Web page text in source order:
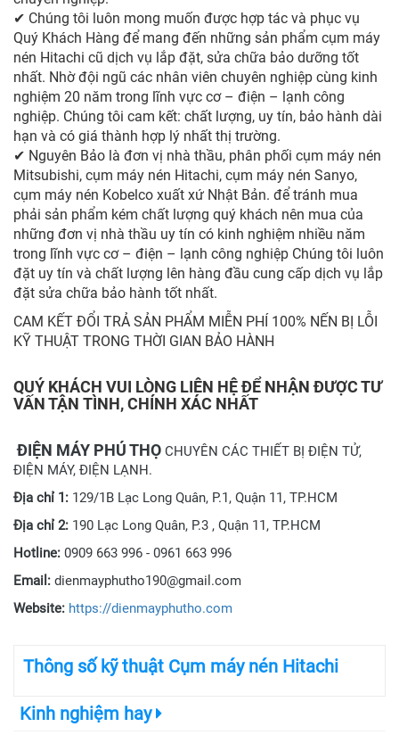
✔ Chúng tôi luôn mong muốn được hợp tác và phục vụ
Quý Khách Hàng để mang đến những sản phẩm cụm máy
nén Hitachi cũ dịch vụ lắp đặt, sửa chữa bảo dưỡng tốt
nhất. Nhờ đội ngũ các nhân viên chuyên nghiệp cùng kinh
nghiệm 20 năm trong lĩnh vực cơ – điện – lạnh công
nghiệp. Chúng tôi cam kết: chất lượng, uy tín, bảo hành dài
hạn và có giá thành hợp lý nhất thị trường.
✔ Nguyên Bảo là đơn vị nhà thầu, phân phối cụm máy nén
Mitsubishi, cụm máy nén Hitachi, cụm máy nén Sanyo,
cụm máy nén Kobelco xuất xứ Nhật Bản. để tránh mua
phải sản phẩm kém chất lượng quý khách nên mua của
những đơn vị nhà thầu uy tín có kinh nghiệm nhiều năm
trong lĩnh vực cơ – điện – lạnh công nghiệp Chúng tôi luôn
đặt uy tín và chất lượng lên hàng đầu cung cấp dịch vụ lắp
đặt sửa chữa bảo hành tốt nhất.
CAM KẾT ĐỔI TRẢ SẢN PHẨM MIỄN PHÍ 100% NẾN BỊ LỖI
KỸ THUẬT TRONG THỜI GIAN BẢO HÀNH
QUÝ KHÁCH VUI LÒNG LIÊN HỆ ĐỂ NHẬN ĐƯỢC TƯ
VẤN TẬN TÌNH, CHÍNH XÁC NHẤT
ĐIỆN MÁY PHÚ THỌ CHUYÊN CÁC THIẾT BỊ ĐIỆN TỬ,
ĐIỆN MÁY, ĐIỆN LẠNH.
Địa chỉ 1: 129/1B Lạc Long Quân, P.1, Quận 11, TP.HCM
Địa chỉ 2: 190 Lạc Long Quân, P.3 , Quận 11, TP.HCM
Hotline: 0909 663 996 - 0961 663 996
Email: dienmayphutho190@gmail.com
Website: https://dienmayphutho.com
Thông số kỹ thuật Cụm máy nén Hitachi
Kinh nghiệm hay